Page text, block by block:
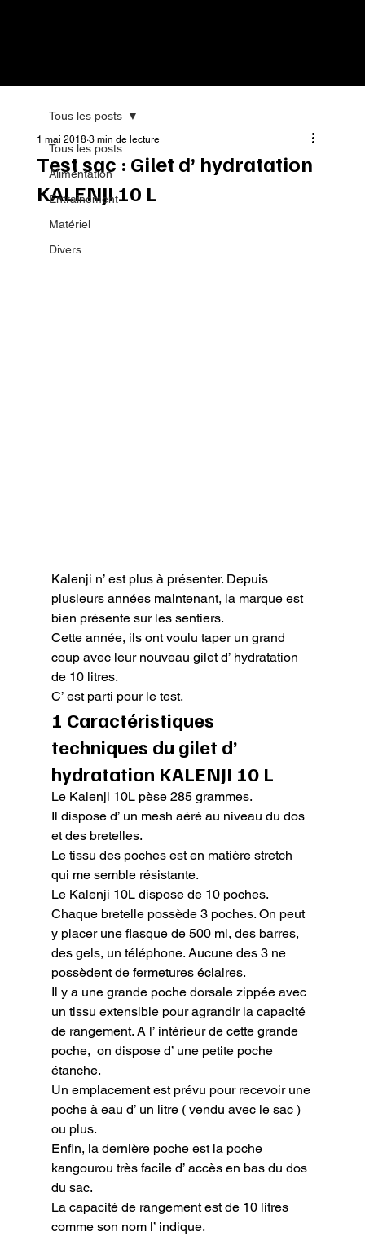
Tous les posts
Alimentation
Entrainement
Matériel
Divers
Tous les posts
Test sac : Gilet d’ hydratation
KALENJI 10 L
1 mai 2018 3 min de lecture
Kalenji n’ est plus à présenter. Depuis
plusieurs années maintenant, la marque est
bien présente sur les sentiers.
Cette année, ils ont voulu taper un grand
coup avec leur nouveau gilet d’ hydratation
de 10 litres.
C’ est parti pour le test.
1 Caractéristiques
techniques du gilet d’
hydratation KALENJI 10 L
Le Kalenji 10L pèse 285 grammes.
Il dispose d’ un mesh aéré au niveau du dos
et des bretelles.
Le tissu des poches est en matière stretch
qui me semble résistante.
Le Kalenji 10L dispose de 10 poches.
Chaque bretelle possède 3 poches. On peut
y placer une flasque de 500 ml, des barres,
des gels, un téléphone. Aucune des 3 ne
possèdent de fermetures éclaires.
Il y a une grande poche dorsale zippée avec
un tissu extensible pour agrandir la capacité
de rangement. A l’ intérieur de cette grande
poche,  on dispose d’ une petite poche
étanche.
Un emplacement est prévu pour recevoir une
poche à eau d’ un litre ( vendu avec le sac )
ou plus.
Enfin, la dernière poche est la poche
kangourou très facile d’ accès en bas du dos
du sac.
La capacité de rangement est de 10 litres
comme son nom l’ indique.